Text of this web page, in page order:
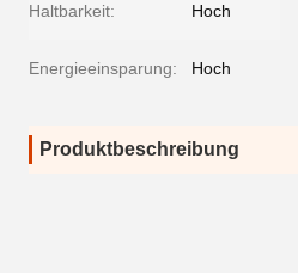
Haltbarkeit: Hoch
Energieeinsparung: Hoch
Produktbeschreibung